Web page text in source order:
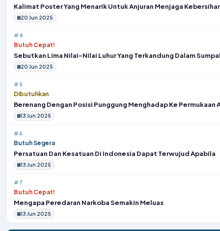
Kalimat Poster Yang Menarik Untuk Anjuran Menjaga
20 Jun 2025
#4
Butuh Cepat!
Sebutkan Lima Nilai-Nilai Luhur Yang Terkandung Dalam
20 Jun 2025
#5
Dibutuhkan
Berenang Dengan Posisi Punggung Menghadap Ke Permukaan
13 Jun 2025
#6
Butuh Segera
Persatuan Dan Kesatuan Di Indonesia Dapat Terwujud Apabila
13 Jun 2025
#7
Butuh Cepat!
Mengapa Peredaran Narkoba Semakin Meluas
13 Jun 2025